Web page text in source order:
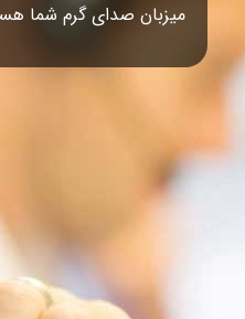
میزبان صدای گرم شما